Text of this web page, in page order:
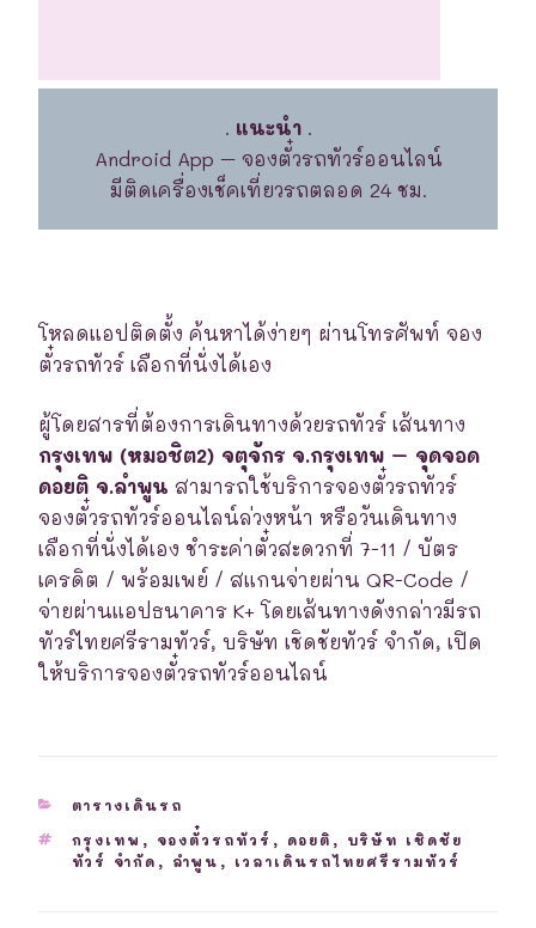
. แนะนำ.
Android App – จองตั๋วรถทัวร์ออนไลน์
มีติดเครื่องเช็คเที่ยวรถตลอด 24 ชม.
โหลดแอปติดตั้ง ค้นหาได้ง่ายๆ ผ่านโทรศัพท์ จอง
ตั๋วรถทัวร์ เลือกที่นั่งได้เอง
ผู้โดยสารที่ต้องการเดินทางด้วยรถทัวร์ เส้นทาง
กรุงเทพ (หมอชิต2) จตุจักร จ.กรุงเทพ – จุดจอด
ดอยติ จ.ลำพูน สามารถใช้บริการจองตั๋วรถทัวร์
จองตั๋วรถทัวร์ออนไลน์ล่วงหน้า หรือวันเดินทาง
เลือกที่นั่งได้เอง ชำระค่าตั๋วสะดวกที่ 7-11 / บัตร
เครดิต / พร้อมเพย์ / สแกนจ่ายผ่าน QR-Code /
จ่ายผ่านแอปธนาคาร K+ โดยเส้นทางดังกล่าวมีรถ
ทัวร์ไทยศรีรามทัวร์, บริษัท เชิดชัยทัวร์ จำกัด, เปิด
ให้บริการจองตั๋วรถทัวร์ออนไลน์
CATEGORIES
ตารางเดินรถ
TAGS
กรุงเทพ , จองตั๋วรถทัวร์ , ดอยติ , บริษัท เชิดชัย
ทัวร์ จำกัด , ลำพูน , เวลาเดินรถไทยศรีรามทัวร์